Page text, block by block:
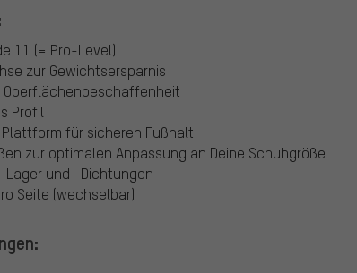
11 (= Pro-Level)
zur Gewichtsersparnis
Oberflächenbeschaffenheit
Profil
für sicheren Fußhalt
zur optimalen Anpassung an Deine Schuhgröße
Lager und -Dichtungen
Seite (wechselbar)